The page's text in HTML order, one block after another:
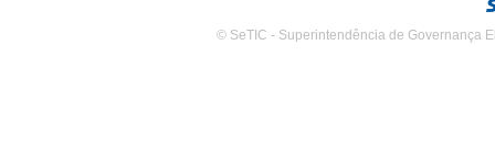
© SeTIC - Superintendência de Governança